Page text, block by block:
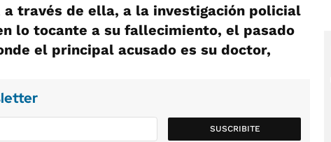
a través de ella, a la investigación policial
lo tocante a su fallecimiento, el pasado
el principal acusado es su doctor,
SUSCRIBITE